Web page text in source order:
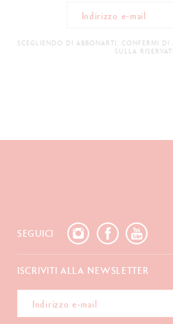
SCEGLIENDO DI ABBONARTI, CONFERMI DI
SULLA
SEGUICI
ISCRIVITI ALLA NEWSLETTER